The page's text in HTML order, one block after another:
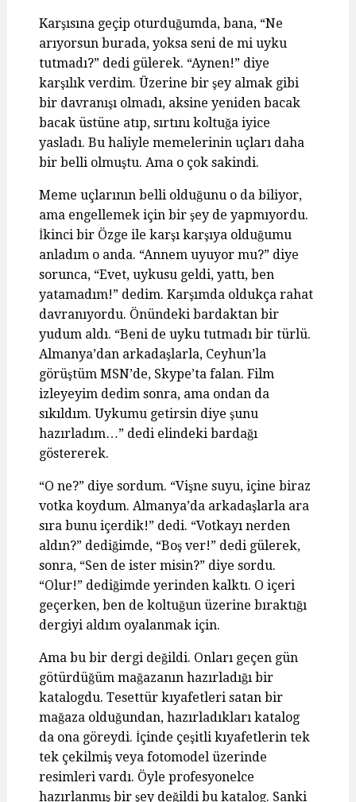
Karşısına geçip oturduğumda, bana, “Ne
arıyorsun burada, yoksa seni de mi uyku
tutmadı?” dedi gülerek. “Aynen!” diye
karşılık verdim. Üzerine bir şey almak gibi
bir davranışı olmadı, aksine yeniden bacak
bacak üstüne atıp, sırtını koltuğa iyice
yasladı. Bu haliyle memelerinin uçları daha
bir belli olmuştu. Ama o çok sakindi.
Meme uçlarının belli olduğunu o da biliyor,
ama engellemek için bir şey de yapmıyordu.
İkinci bir Özge ile karşı karşıya olduğumu
anladım o anda. “Annem uyuyor mu?” diye
sorunca, “Evet, uykusu geldi, yattı, ben
yatamadım!” dedim. Karşımda oldukça rahat
davranıyordu. Önündeki bardaktan bir
yudum aldı. “Beni de uyku tutmadı bir türlü.
Almanya’dan arkadaşlarla, Ceyhun’la
görüştüm MSN’de, Skype’ta falan. Film
izleyeyim dedim sonra, ama ondan da
sıkıldım. Uykumu getirsin diye şunu
hazırladım…” dedi elindeki bardağı
göstererek.
“O ne?” diye sordum. “Vişne suyu, içine biraz
votka koydum. Almanya’da arkadaşlarla ara
sıra bunu içerdik!” dedi. “Votkayı nerden
aldın?” dediğimde, “Boş ver!” dedi gülerek,
sonra, “Sen de ister misin?” diye sordu.
“Olur!” dediğimde yerinden kalktı. O içeri
geçerken, ben de koltuğun üzerine bıraktığı
dergiyi aldım oyalanmak için.
Ama bu bir dergi değildi. Onları geçen gün
götürdüğüm mağazanın hazırladığı bir
katalogdu. Tesettür kıyafetleri satan bir
mağaza olduğundan, hazırladıkları katalog
da ona göreydi. İçinde çeşitli kıyafetlerin tek
tek çekilmiş veya fotomodel üzerinde
resimleri vardı. Öyle profesyonelce
hazırlanmış bir şey değildi bu katalog. Sanki